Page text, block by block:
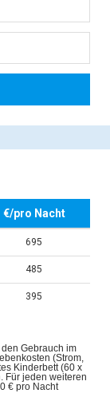
€/pro Nacht
695
485
395
Gebrauch im
(Strom,
Kinderbett (60 x
Für jeden weiteren
€ pro Nacht